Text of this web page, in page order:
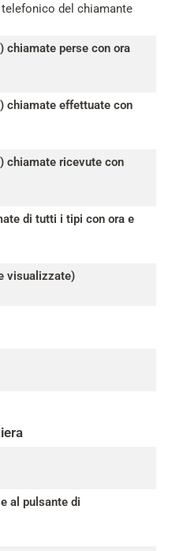
del chiamante
chiamate perse con ora
chiamate effettuate con
chiamate ricevute con
di tutti i tipi con ora e
visualizzate)
al pulsante di